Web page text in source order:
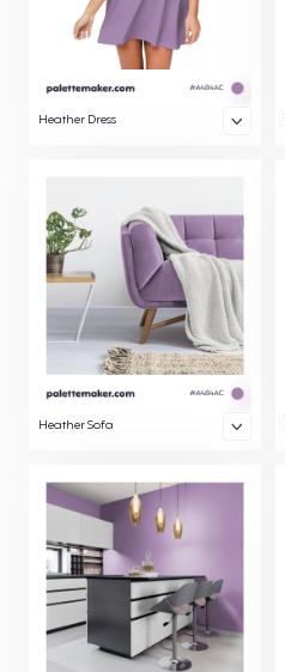
Heather Dress
Heather Sofa